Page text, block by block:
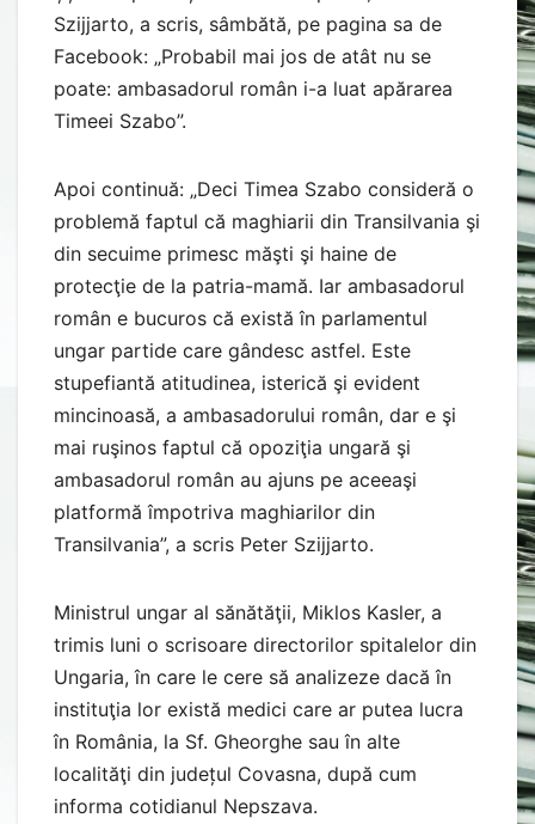
Szijjarto, a scris, sâmbătă, pe pagina sa de
Facebook: „Probabil mai jos de atât nu se
poate: ambasadorul român i-a luat apărarea
Timeei Szabo”.
Apoi continuă: „Deci Timea Szabo consideră o
problemă faptul că maghiarii din Transilvania şi
din secuime primesc măşti şi haine de
protecţie de la patria-mamă. Iar ambasadorul
român e bucuros că există în parlamentul
ungar partide care gândesc astfel. Este
stupefiantă atitudinea, isterică şi evident
mincinoasă, a ambasadorului român, dar e şi
mai ruşinos faptul că opoziţia ungară şi
ambasadorul român au ajuns pe aceeaşi
platformă împotriva maghiarilor din
Transilvania”, a scris Peter Szijjarto.
Ministrul ungar al sănătăţii, Miklos Kasler, a
trimis luni o scrisoare directorilor spitalelor din
Ungaria, în care le cere să analizeze dacă în
instituţia lor există medici care ar putea lucra
în România, la Sf. Gheorghe sau în alte
localităţi din județul Covasna, după cum
informa cotidianul Nepszava.